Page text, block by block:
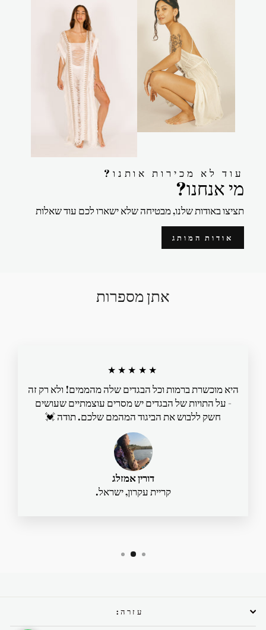
?עוד לא מכירות אותנו
?מי אנחנו
תציצו באודות שלנו, מבטיחה שלא ישארו לכם עוד שאלות
אודות המותג
אתן מספרות
★★★★★
היא מוכשרת ברמות וכל הבגדים שלה מהממים! ולא רק זה
- על התויות של הבגדים יש מסרים עוצמתיים שעושים
חשק ללבוש את הביגוד המהמם שלכם. תודה 💓
דורין אמזלג
קריית עקרון, ישראל.
עזרה: